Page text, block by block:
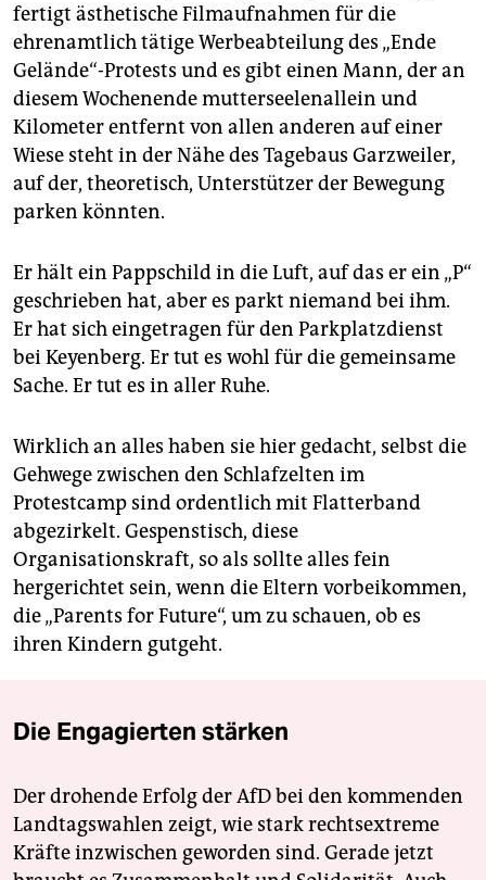
fertigt ästhetische Filmaufnahmen für die
ehrenamtlich tätige Werbeabteilung des „Ende
Gelände“-Protests und es gibt einen Mann, der an
diesem Wochenende mutterseelenallein und
Kilometer entfernt von allen anderen auf einer
Wiese steht in der Nähe des Tagebaus Garzweiler,
auf der, theoretisch, Unterstützer der Bewegung
parken könnten.
Er hält ein Pappschild in die Luft, auf das er ein „P“
geschrieben hat, aber es parkt niemand bei ihm.
Er hat sich eingetragen für den Parkplatzdienst
bei Keyenberg. Er tut es wohl für die gemeinsame
Sache. Er tut es in aller Ruhe.
Wirklich an alles haben sie hier gedacht, selbst die
Gehwege zwischen den Schlafzelten im
Protestcamp sind ordentlich mit Flatterband
abgezirkelt. Gespenstisch, diese
Organisationskraft, so als sollte alles fein
hergerichtet sein, wenn die Eltern vorbeikommen,
die „Parents for Future“, um zu schauen, ob es
ihren Kindern gutgeht.
Die Engagierten stärken
Der drohende Erfolg der AfD bei den kommenden
Landtagswahlen zeigt, wie stark rechtsextreme
Kräfte inzwischen geworden sind. Gerade jetzt